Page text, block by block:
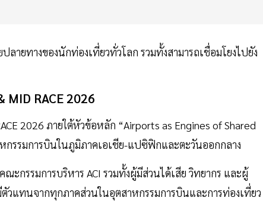
ยทางของนักท่องเที่ยวทั่วโลก รวมทั้งสามารถเชื่อมโยงไปยัง
MID RACE2026
2026 ภายใต้หัวข้อหลัก “Airports as Engines of Shared
รรมการบินในภูมิภาคเอเชีย-แปซิฟิกและตะวันออกกลาง
กรรมการบริหาร ACI รวมทั้งผู้มีส่วนได้เสีย วิทยากร และผู้
แทนจากทุกภาคส่วนในอุตสาหกรรมการบินและการท่องเที่ยว